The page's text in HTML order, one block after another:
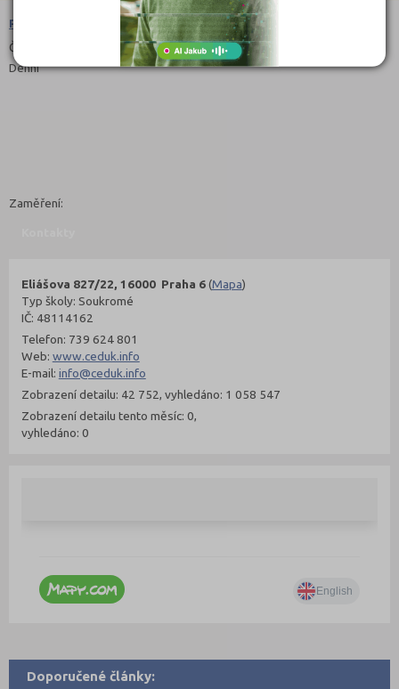
Předškolní a mimoškolní pedagogika (7531N03)
Čeština
Denní
Zaměření:
Eliášova 827/22, 16000 Praha 6(Mapa)
Typ školy: Soukromé
IČ: 48114162
Telefon: 739 624 801
Web: www.ceduk.info
E-mail: info@ceduk.info
Zobrazení detailu: 42 752, vyhledáno: 1 058 547
Zobrazení detailu tento měsíc: 0,
vyhledáno: 0
Doporučené články: